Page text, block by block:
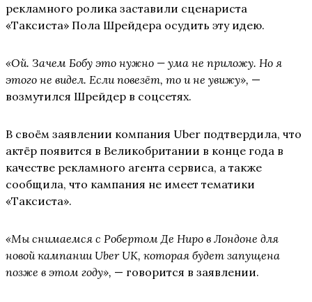
рекламного ролика заставили сценариста
«Таксиста» Пола Шрейдера осудить эту идею.
«Ой. Зачем Бобу это нужно — ума не приложу. Но я
этого не видел. Если повезёт, то и не увижу», —
возмутился Шрейдер в соцсетях.
В своём заявлении компания Uber подтвердила, что
актёр появится в Великобритании в конце года в
качестве рекламного агента сервиса, а также
сообщила, что кампания не имеет тематики
«Таксиста».
«Мы снимаемся с Робертом Де Ниро в Лондоне для
новой кампании Uber UK, которая будет запущена
позже в этом году», — говорится в заявлении.